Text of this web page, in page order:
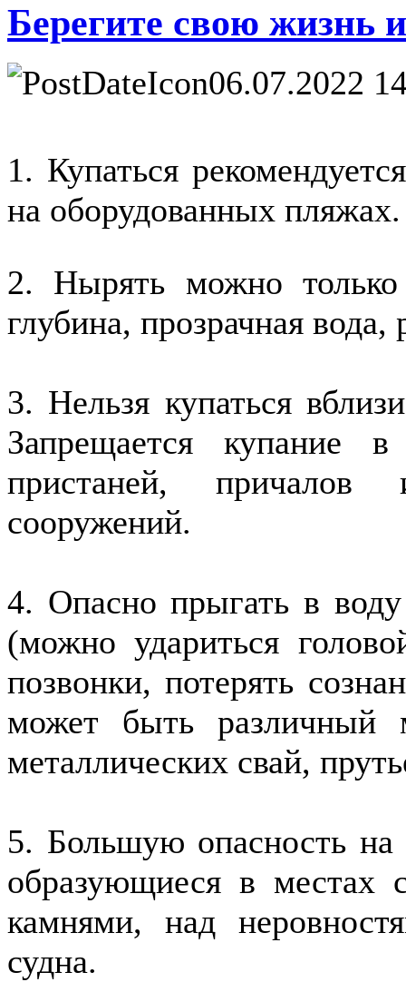
Берегите свою жизнь
06.07.2022
1. Купаться
на оборудованных пляжах.
2. Нырять можно только
глубина, прозрачная вода,
3. Нельзя купаться
Запрещается купание
пристаней, причалов
сооружений.
4. Опасно прыгать в
(можно удариться
позвонки, потерять
может быть различный
металлических свай,
5. Большую опасность на
образующиеся в местах
камнями, над
судна.